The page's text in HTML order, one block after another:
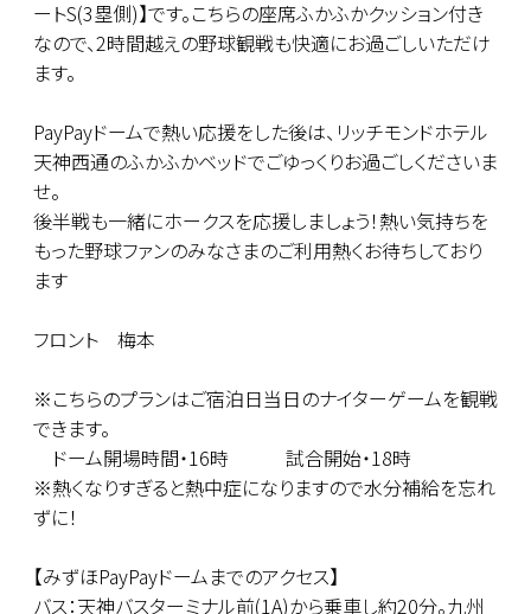
ートS(3塁側)】です。こちらの座席ふかふかクッション付き
なので、2時間越えの野球観戦も快適にお過ごしいただけ
ます。
PayPayドームで熱い応援をした後は、リッチモンドホテル
天神西通のふかふかベッドでごゆっくりお過ごしくださいま
せ。
後半戦も一緒にホークスを応援しましょう！熱い気持ちを
もった野球ファンのみなさまのご利用熱くお待ちしており
ます
フロント 梅本
※こちらのプランはご宿泊日当日のナイターゲームを観戦
できます。
ドーム開場時間・16時 試合開始・18時
※熱くなりすぎると熱中症になりますので水分補給を忘れ
ずに！
【みずほPayPayドームまでのアクセス】
バス：天神バスターミナル前(1A)から乗車し約20分。九州